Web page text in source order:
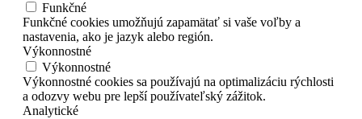
Funkčné
Funkčné cookies umožňujú zapamätať si vaše voľby a
nastavenia, ako je jazyk alebo región.
Výkonnostné
Výkonnostné
Výkonnostné cookies sa používajú na optimalizáciu rýchlosti
a odozvy webu pre lepší používateľský zážitok.
Analytické